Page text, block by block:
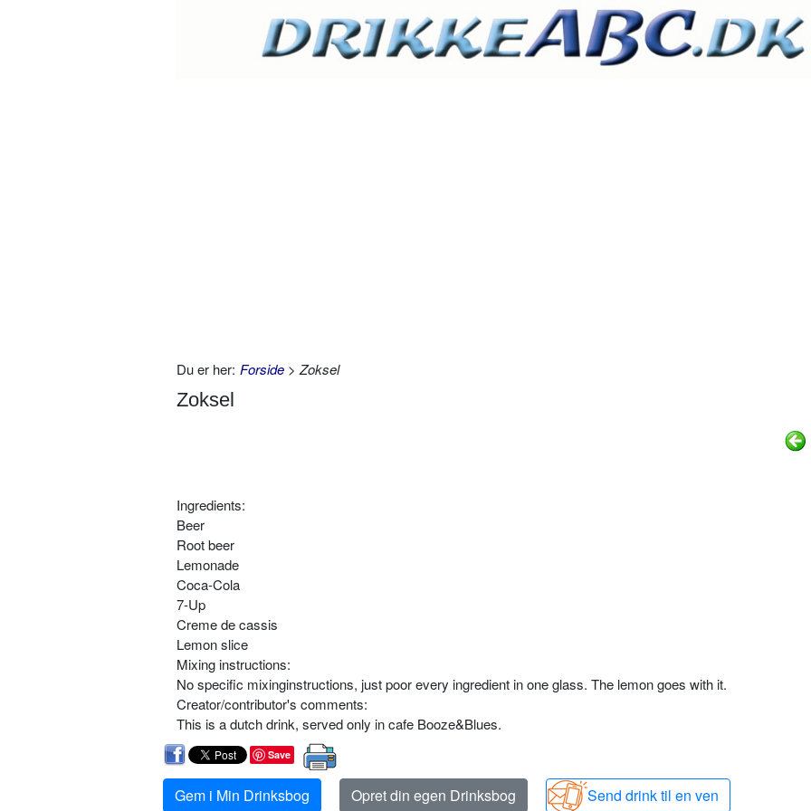
Du er her: Forside > Zoksel
Zoksel
Ingredients:
Beer
Root beer
Lemonade
Coca-Cola
7-Up
Creme de cassis
Lemon slice
Mixing instructions:
No specific mixinginstructions, just poor every ingredient in one glass. The lemon goes with it.
Creator/contributor's comments:
This is a dutch drink, served only in cafe Booze&Blues.
Save
Gem i Min Drinksbog Opret din egen Drinksbog
Send drink til en ven